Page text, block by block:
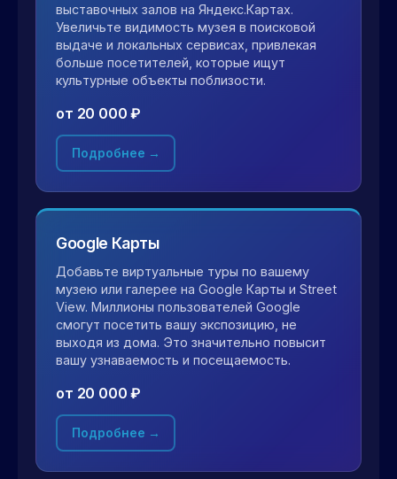
выставочных залов на Яндекс.Картах.
Увеличьте видимость музея в поисковой
выдаче и локальных сервисах, привлекая
больше посетителей, которые ищут
культурные объекты поблизости.
от 20 000 ₽
Подробнее →
Google Карты
Добавьте виртуальные туры по вашему
музею или галерее на Google Карты и Street
View. Миллионы пользователей Google
смогут посетить вашу экспозицию, не
выходя из дома. Это значительно повысит
вашу узнаваемость и посещаемость.
от 20 000 ₽
Подробнее →